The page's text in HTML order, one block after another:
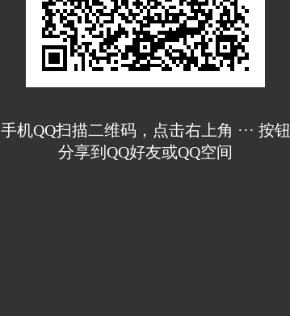
手机QQ扫描二维码，点击右上角 ··· 按钮
分享到QQ好友或QQ空间